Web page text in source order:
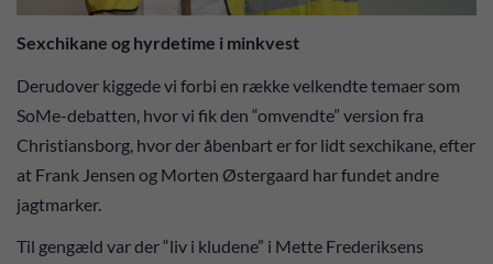
Sexchikane og hyrdetime i minkvest
Derudover kiggede vi forbi en række velkendte temaer som
SoMe-debatten, hvor vi fik den “omvendte” version fra
Christiansborg, hvor der åbenbart er for lidt sexchikane, efter
at Frank Jensen og Morten Østergaard har fundet andre
jagtmarker.
Til gengæld var der “liv i kludene” i Mette Frederiksens